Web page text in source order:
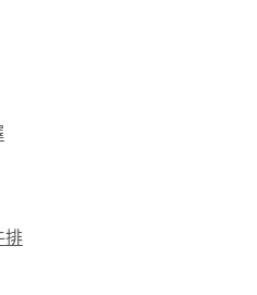
排